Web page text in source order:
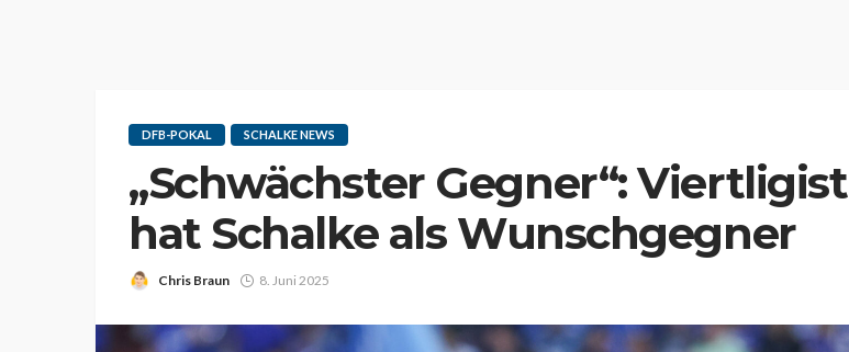
DFB-POKAL SCHALKE NEWS
„Schwächster Gegner“: Viertligist
hat Schalke als Wunschgegner
Chris Braun 8. Juni 2025